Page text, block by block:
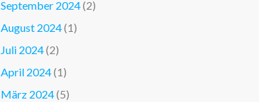
September 2024(2)
August 2024(1)
Juli 2024(2)
April 2024(1)
März 2024(5)